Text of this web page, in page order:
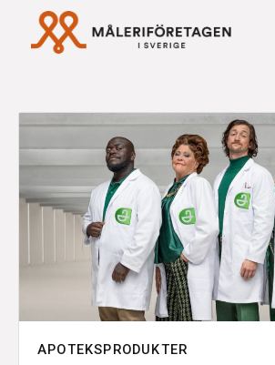
APOTEKSPRODUKTER